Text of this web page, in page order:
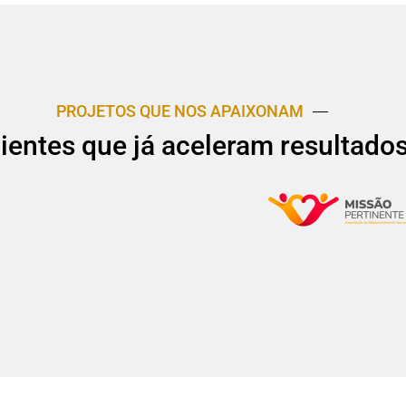
PROJETOS QUE NOS APAIXONAM
que já aceleram